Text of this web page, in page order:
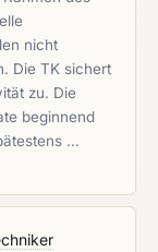
nicht
Die TK sichert
zu. Die
beginnend
…